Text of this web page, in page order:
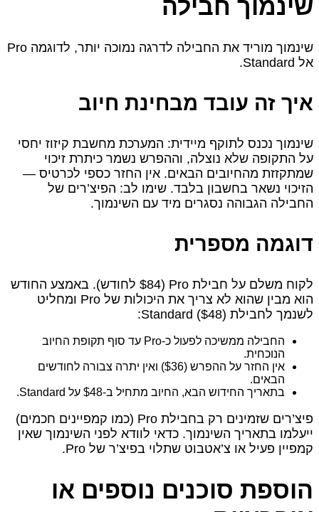
שינמוך חבילה
שינמוך מוריד את החבילה לדרגה נמוכה יותר, לדוגמה Pro
אל Standard.
איך זה עובד מבחינת חיוב
שינמוך נכנס לתוקף מיידית: המערכת מחשבת קיזוז יחסי
על התקופה שלא נוצלה, וההפרש נשמר כיתרת זיכוי
שמתקזזת מהחיובים הבאים. אין החזר כספי לכרטיס —
הזיכוי נשאר בחשבון בלבד. שימו לב: הפיצ’רים של
החבילה הגבוהה נסגרים מיד עם השינמוך.
דוגמה מספרית
לקוח משלם על חבילת Pro ($84 לחודש). באמצע החודש
הוא מבין שהוא לא צריך את היכולות של Pro ומחליט
לשנמך לחבילת Standard ($48):
החבילה ממשיכה לפעול כ‑Pro עד סוף תקופת החיוב
הנוכחית.
אין החזר על ההפרש ($36) ואין יתרה צבורה לחודשים
הבאים.
בתאריך החידוש הבא, החיוב מתחיל ב‑$48 על Standard.
פיצ’רים שזמינים רק בחבילת Pro (כמו קמפיינים חכמים)
ייעלמו בתאריך השינמוך. כדאי לוודא לפני השינמוך שאין
קמפיין פעיל או צ’אטבוט שתלוי בפיצ’ר של Pro.
הוספת סוכנים נוספים או